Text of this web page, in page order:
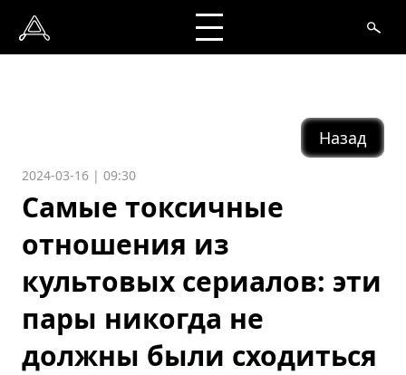
Назад
2024-03-16 | 09:30
Самые токсичные
отношения из
культовых сериалов: эти
пары никогда не
должны были сходиться